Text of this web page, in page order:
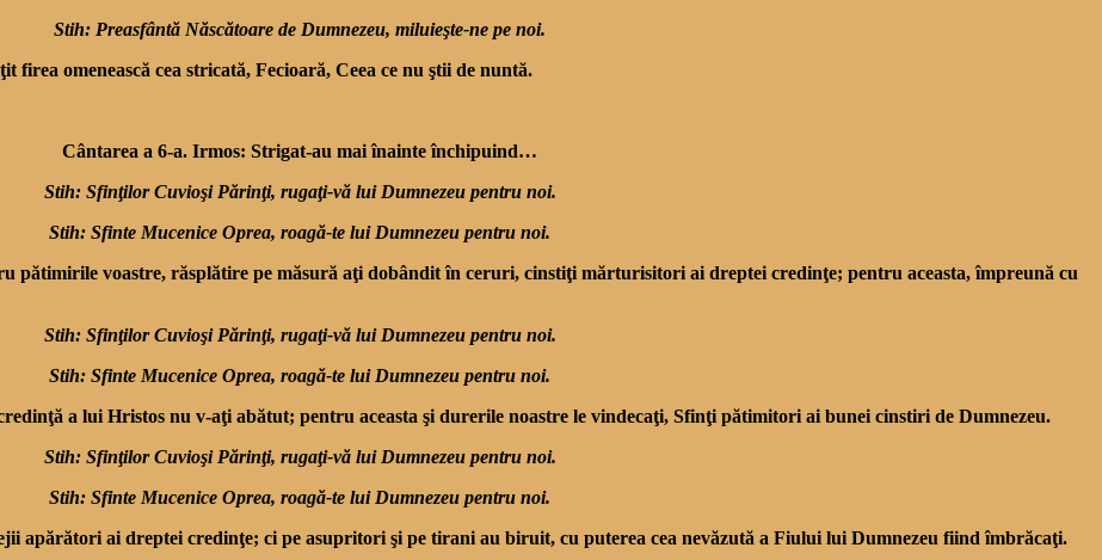
Stih: Preasfântă Născătoare de Dumnezeu, miluieşte-ne pe noi.
omenească cea stricată, Fecioară, Ceea ce nu ştii de nuntă.
Cântarea a 6-a. Irmos: Strigat-au mai înainte închipuind…
Stih: Sfinţilor Cuvioşi Părinţi, rugaţi-vă lui Dumnezeu pentru noi.
Stih: Sfinte Mucenice Oprea, roagă-te lui Dumnezeu pentru noi.
pătimirile voastre, răsplătire pe măsură aţi do­bândit în ceruri, cinstiţi măr­turisitori ai dreptei credinţe; pentru aceasta, împreună cu
Stih: Sfinţilor Cuvioşi Părinţi, rugaţi-vă lui Dumnezeu pentru noi.
Stih: Sfinte Mucenice Oprea, roagă-te lui Dumnezeu pentru noi.
a lui Hristos nu v-aţi abătut; pentru aceasta şi durerile noastre le vindecaţi, Sfinţi pătimitori ai bunei cin­stiri de Dumnezeu.
Stih: Sfinţilor Cuvioşi Părinţi, rugaţi-vă lui Dumnezeu pentru noi.
Stih: Sfinte Mucenice Oprea, roagă-te lui Dumnezeu pentru noi.
apărători ai dreptei cre­dinţe; ci pe asupritori şi pe ti­rani au biruit, cu puterea cea nevăzută a Fiului lui Dum­nezeu fiind îmbrăcaţi.